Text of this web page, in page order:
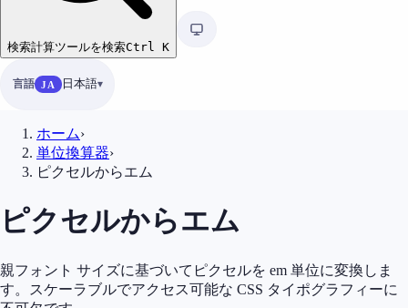
検索計算ツールを検索Ctrl K
言語 JA 日本語
ホーム›
単位換算器›
ピクセルからエム
ピクセルからエム
親フォント サイズに基づいてピクセルを em 単位に変換しま
す。スケーラブルでアクセス可能な CSS タイポグラフィーに